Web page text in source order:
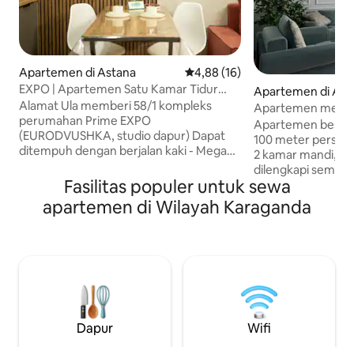
Apartemen di Astana Nilai rata-rata 4,88 dari 5, 16
4,88 (16)
EXPO | Apartemen Satu Kamar Tidur
Bersih Bergaya Eropa | Nyaman + Wi-Fi
Alamat Ula memberi 58/1 kompleks
perumahan Prime EXPO
(EURODVUSHKA, studio dapur) Dapat
ditempuh dengan berjalan kaki - Mega
raya - Congress Center - Astana Hall. -
Balet Astana Apartemen ini memiliki
segala yang Anda butuhkan dan nyaman
double, 1 sofa) Semua peralatan rumah
tangga tersedia Dapur dilengkapi
dengan peralatan yang diperlukan
Fasilitas kamar mandi Wi - Fi Super
Apartemen di
Apartemen
Apartemen besar
100 meter
2 kamar mandi,
dilengkapi semua
tangga;
nyaman.
Towers terletak
kafe, kedai kopi,
Bandara berjarak
perjalanan
memiliki
Fasilitas populer untuk sewa
apartemen di Wilayah Karaganda
Dapur Wifi